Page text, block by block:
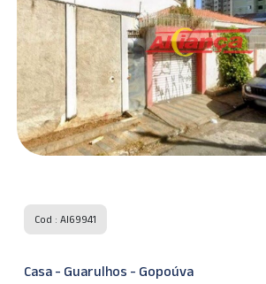
Cod : AI69941
Casa - Guarulhos - Gopoúva